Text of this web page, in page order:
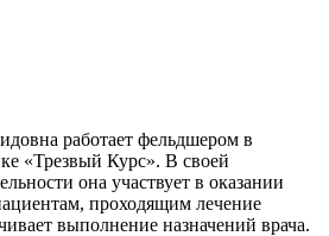
работает фельдшером в
«Трезвый Курс». В своей
она участвует в оказании
проходящим лечение
выполнение назначений врача.